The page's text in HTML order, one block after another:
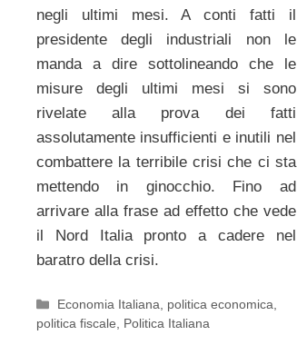
negli ultimi mesi. A conti fatti il
presidente degli industriali non le
manda a dire sottolineando che le
misure degli ultimi mesi si sono
rivelate alla prova dei fatti
assolutamente insufficienti e inutili nel
combattere la terribile crisi che ci sta
mettendo in ginocchio. Fino ad
arrivare alla frase ad effetto che vede
il Nord Italia pronto a cadere nel
baratro della crisi.
Categorie
Economia Italiana, politica economica,
politica fiscale, Politica Italiana